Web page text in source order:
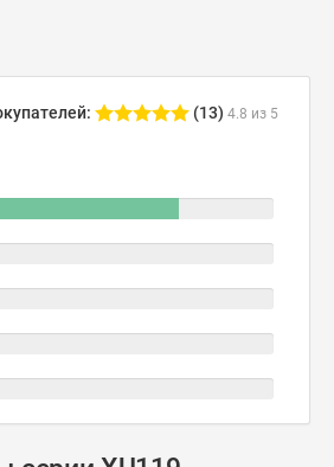
(13) 4.8 из 5